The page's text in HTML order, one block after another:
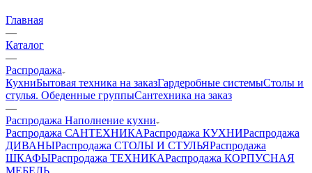
Главная
—
Каталог
—
Распродажа
КухниБытовая техника на заказГардеробные системыСтолы и
стулья. Обеденные группыСантехника на заказ
—
Распродажа Наполнение кухни
Распродажа САНТЕХНИКАРаспродажа КУХНИРаспродажа
ДИВАНЫРаспродажа СТОЛЫ И СТУЛЬЯРаспродажа
ШКАФЫРаспродажа ТЕХНИКАРаспродажа КОРПУСНАЯ
МЕБЕЛЬ